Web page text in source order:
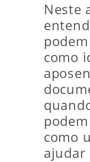
Neste
como
como
ajudar